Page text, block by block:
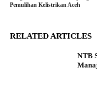
Pemulihan Kelistrikan Aceh
RELATED ARTICLES
NTB